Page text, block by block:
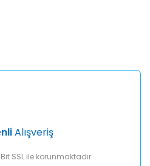
Yaz
daha pahalı.
Alışveriş
SSL ile korunmaktadır.